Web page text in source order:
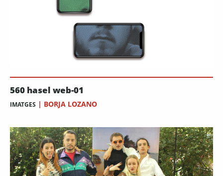
560 hasel web-01
IMATGES | BORJA LOZANO